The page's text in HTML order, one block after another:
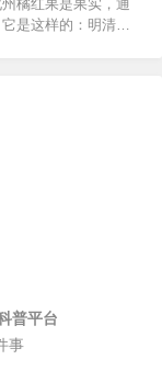
医药物。…
橘红果是果实，通
是这样的：明清朝
普平台
事